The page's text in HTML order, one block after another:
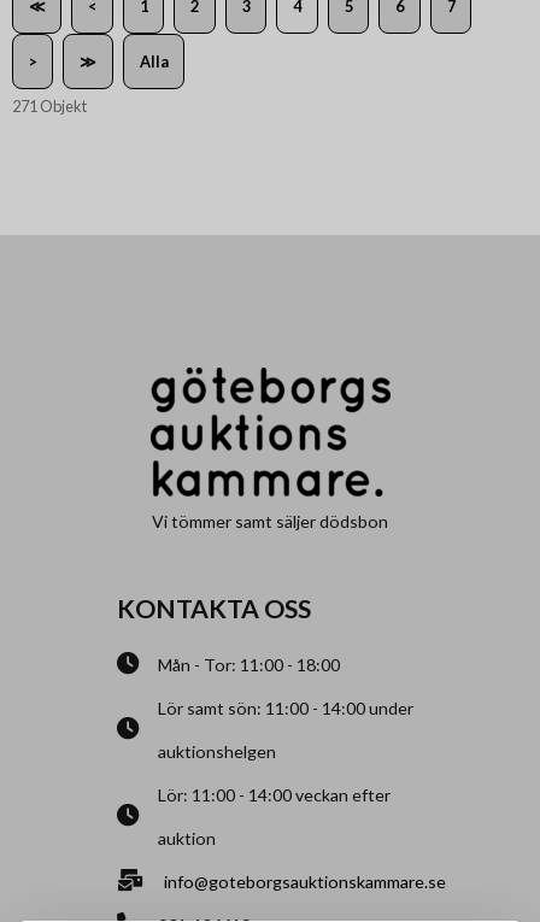
≪ < 1 2 3 4 5 6 7
> ≫ Alla
271 Objekt
Vi tömmer samt säljer dödsbon
KONTAKTA OSS
Mån - Tor: 11:00 - 18:00
Lör samt sön: 11:00 - 14:00 under
auktionshelgen
Lör: 11:00 - 14:00 veckan efter
auktion
info@goteborgsauktionskammare.se